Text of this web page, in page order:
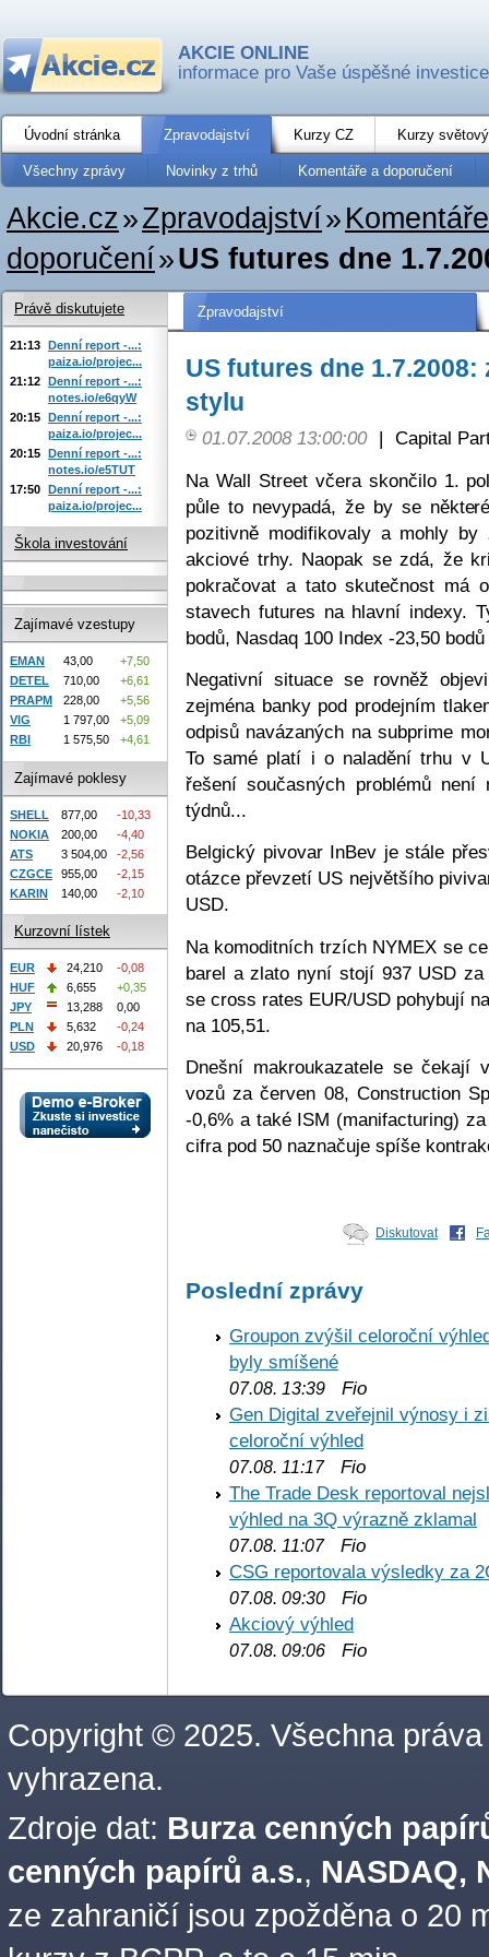
AKCIE ONLINE
informace pro Vaše úspěšné investice
Úvodní stránka Zpravodajství Kurzy CZ Kurzy
Všechny zprávy Novinky z trhů Komentáře a doporučení
Akcie.cz»Zpravodajství»
doporučení»US futures dne
Zpravodajství
US futures dne
stylu
01.07.2008 13:00:00 | Capital
Na Wall Street včera skončilo 1.
půle to nevypadá, že by se
pozitivně modifikovaly a mohly
akciové trhy. Naopak se zdá, že
pokračovat a tato skutečnost má
stavech futures na hlavní indexy.
bodů, Nasdaq 100 Index -23,50
Negativní situace se rovněž
zejména banky pod prodejním
odpisů navázaných na subprime
To samé platí i o naladění trhu v
řešení současných problémů
týdnů...
Belgický pivovar InBev je stále
otázce převzetí US největšího
USD.
Na komoditních trzích NYMEX se
barel a zlato nyní stojí 937 USD
se cross rates EUR/USD pohybují
na 105,51.
Dnešní makroukazatele se čekají
vozů za červen 08, Construction
-0,6% a také ISM (manifacturing)
cifra pod 50 naznačuje spíše
Diskutovat
Poslední zprávy
Groupon zvýšil celoroční
byly smíšené
07.08. 13:39 Fio
Gen Digital zveřejnil výnosy i
celoroční výhled
07.08. 11:17Fio
The Trade Desk reportoval
výhled na 3Q výrazně zklamal
07.08. 11:07Fio
CSG reportovala výsledky za
07.08. 09:30 Fio
Akciový výhled
07.08. 09:06 Fio
Právě diskutujete
21:13 Denní report -...:
paiza.io/projec...
21:12 Denní report -...:
notes.io/e6qyW
20:15 Denní report -...:
paiza.io/projec...
20:15 Denní report -...:
notes.io/e5TUT
17:50 Denní report -...:
paiza.io/projec...
Škola investování
Zajímavé vzestupy
EMAN 43,00
+7,50
DETEL
710,00
+6,61
PRAPM
228,00
+5,56
VIG
1 797,00
+5,09
RBI
1 575,50 +4,61
Zajímavé poklesy
SHELL 877,00
-10,33
NOKIA
200,00
-4,40
ATS
3 504,00
-2,56
CZGCE
955,00
-2,15
KARIN
140,00 -2,10
Kurzovní lístek
EUR 24,210
-0,08
HUF
6,655
+0,35
JPY
13,288
0,00
PLN
5,632
-0,24
USD
20,976 -0,18
Copyright © 2025. Všechna práva
vyhrazena.
Zdroje dat: Burza cenných
cenných papírů a.s., NASDAQ,
ze zahraničí jsou zpožděna o 20